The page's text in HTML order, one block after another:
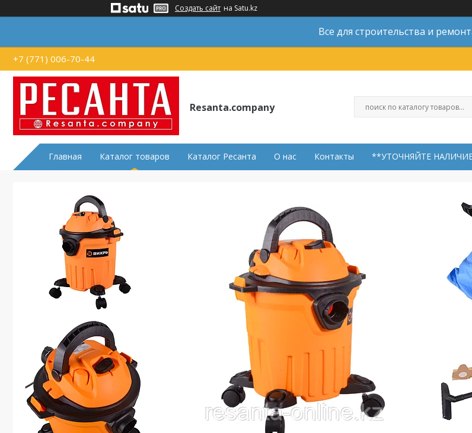
Создать сайт на Satu.kz
Все для строительства и
+7 (771) 006-70-44
Resanta.company
Главная Каталог товаров Каталог Ресанта О нас Контакты **УТОЧНЯЙТЕ